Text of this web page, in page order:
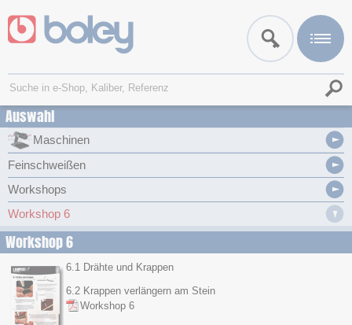
Auswahl
Maschinen
Feinschweißen
Workshops
Workshop 6
Workshop 6
6.1 Drähte und Krappen
6.2 Krappen verlängern am Stein
Workshop 6